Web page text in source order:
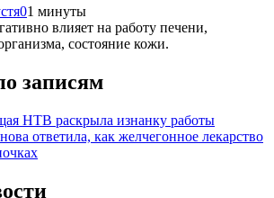
01 минуты
влияет на работу печени,
состояние кожи.
записям
НТВ раскрыла изнанку работы
ответила, как желчегонное лекарство